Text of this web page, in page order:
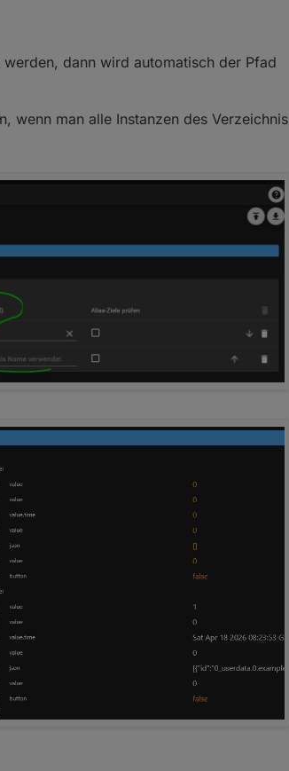
dann wird automatisch der Pfad
wenn man alle Instanzen des Verzeichnis